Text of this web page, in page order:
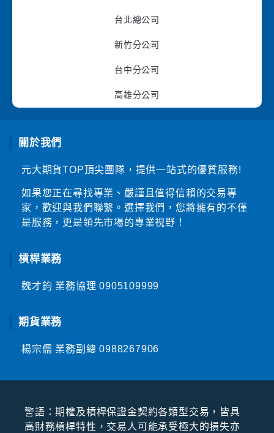
台北總公司
新竹分公司
台中分公司
高雄分公司
關於我們
元大期貨TOP頂尖團隊，提供一站式的優質服務!
如果您正在尋找專業、嚴謹且值得信賴的交易專
家，歡迎與我們聯繫。選擇我們，您將擁有的不僅
是服務，更是領先市場的專業視野！
槓桿業務
魏才鈞 業務協理0905109999
期貨業務
楊宗儒 業務副總0988267906
警語：期權及槓桿保證⾦契約各類型交易，皆具
⾼財務槓桿特性，交易⼈可能承受極⼤的損失亦